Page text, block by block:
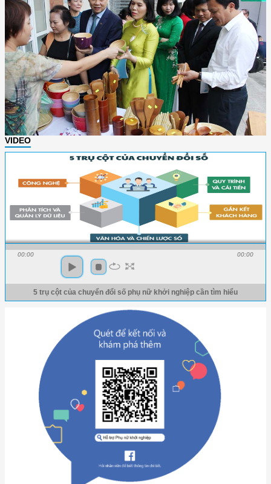
VIDEO
00:00 00:00
5 trụ cột của chuyển đổi số phụ nữ khởi nghiệp cần tìm hiểu